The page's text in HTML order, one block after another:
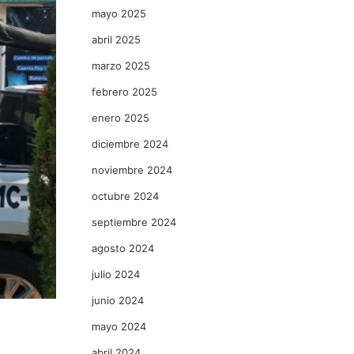
mayo 2025
abril 2025
marzo 2025
febrero 2025
enero 2025
diciembre 2024
noviembre 2024
octubre 2024
septiembre 2024
agosto 2024
julio 2024
junio 2024
mayo 2024